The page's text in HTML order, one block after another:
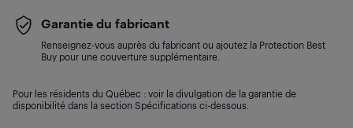
Garantie du fabricant
Renseignez-vous auprès du fabricant ou ajoutez la Protection Best
Buy pour une couverture supplémentaire.
Pour les résidents du Québec : voir la divulgation de la garantie de
disponibilité dans la section Spécifications ci-dessous.